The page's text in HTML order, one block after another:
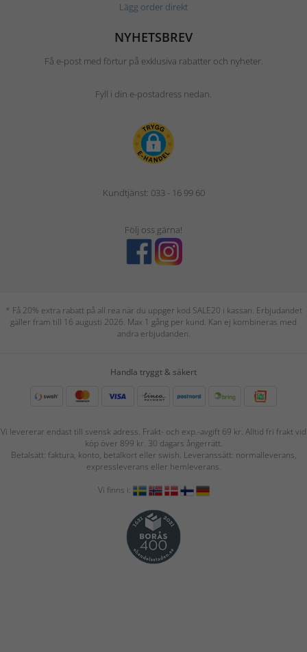
Lägg order direkt
NYHETSBREV
Få e-post med förtur på exklusiva rabatter och nyheter.
Fyll i din e-postadress nedan.
Kundtjänst: 033 - 16 99 60
Följ oss gärna!
* Få 20% extra rabatt på all rea när du uppger kod SALE20 i kassan. Erbjudandet
gäller fram till 16 augusti 2026. Max 1 gång per kund. Kan ej kombineras med
andra erbjudanden.
Handla tryggt & säkert
Vi levererar endast till svensk adress. Frakt- och exp.-avgift 69 kr. Alltid fri frakt vid
köp över 899 kr. 30 dagars ångerrätt.
Betalsätt: faktura, konto, betalkort eller swish. Leveranssätt: normalleverans,
expressleverans eller hemleverans.
Vi finns i: